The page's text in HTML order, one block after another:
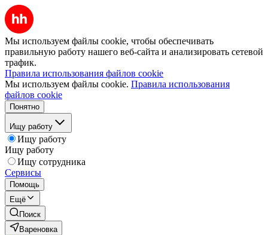
Мы используем файлы cookie, чтобы обеспечивать
правильную работу нашего веб-сайта и анализировать сетевой
трафик.
Правила использования файлов cookie
Мы используем файлы cookie. Правила использования
файлов cookie
Понятно
Ищу работу
Ищу работу
Ищу работу
Ищу сотрудника
Сервисы
Помощь
Ещё
Поиск
Вареновка